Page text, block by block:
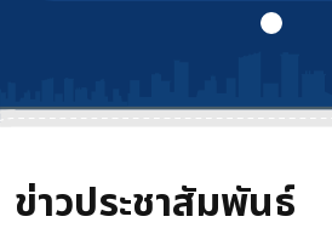
ข่าวประชาสัมพันธ์